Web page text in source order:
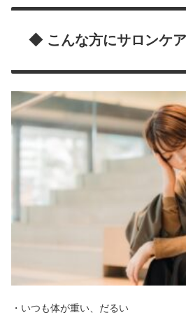
◆ こんな方にサロンケ
・いつも体が重い、だるい